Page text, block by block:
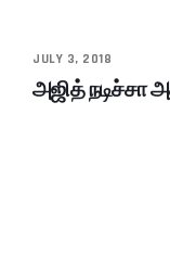
JULY 3, 2018
அஜித் நடிச்சா